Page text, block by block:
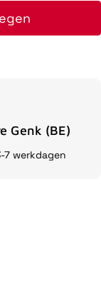
Genk (BE)
7 werkdagen